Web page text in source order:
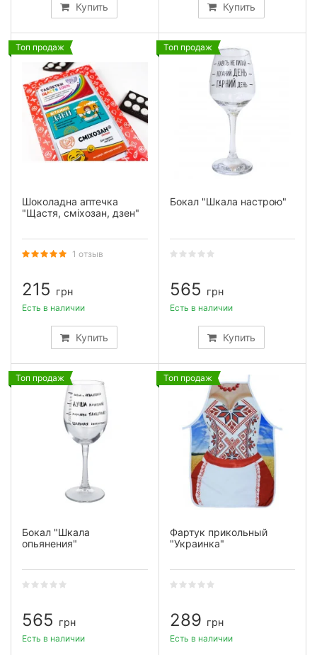
Купить Купить
Топ продаж
Шоколадна аптечка
"Щастя, сміхозан, дзен"
1 отзыв
215 грн
Купить
Есть в наличии
Топ продаж
Бокал "Шкала настрою"
565 грн
Купить
Есть в наличии
Топ продаж
Бокал "Шкала
опьянения"
565 грн
Есть в наличии
Топ продаж
Фартук прикольный
"Украинка"
289 грн
Есть в наличии